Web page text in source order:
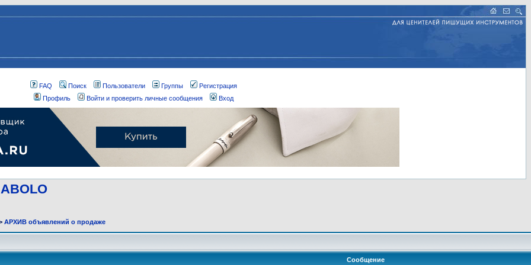
FAQ Поиск Пользователи Группы
Регистрация
Профиль
Войти и проверить личные сообщения Вход
АРХИВ объявлений о продаже
Сообщение